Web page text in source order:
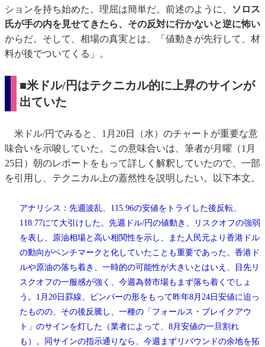
ションを持ち始めた。理屈は簡単だ。前述のように、
ソロス
氏が手の内を見せてきたら、その反対に行かないと逆に怖い
からだ。そして、相場の真実とは、「値動きが先行して、材
料が後でついてくる」。
■米ドル/円はテクニカル的に上昇のサインが
出ていた
米ドル/円でみると、1月20日（水）のチャートが重要な意
味合いを示唆していた。この意味合いは、筆者が月曜（1月
25日）朝のレポートをもって詳しく解釈していたので、一部
を引用し、テクニカル上の蓋然性を説明したい。以下本文。
アナリシス：先週波乱、115.96の安値をトライした後反転、
118.77にて大引けした。先週ドル/円の値動き、リスクオフの強弱
を表し、原油相場と高い相関性を示し、また人民元より香港ドル
の動向がベンチマークと化していたことも重要であった。香港ド
ルや原油の落ち着き、一時的の可能性が大きいとはいえ、目先リ
スクオフの一服感が強く、今週為替市場もまず落ち着くでしょ
う。1月20日罫線、ピンバーの形をもって昨年8月24日安値に迫っ
たものの、その後反騰し、一種の「フォールス・ブレイクアウ
ト」のサインを灯した（業者によって、8月安値の一旦割れ
も）。同サインの指示通りなら、今週まずリバウンドの余地を拓